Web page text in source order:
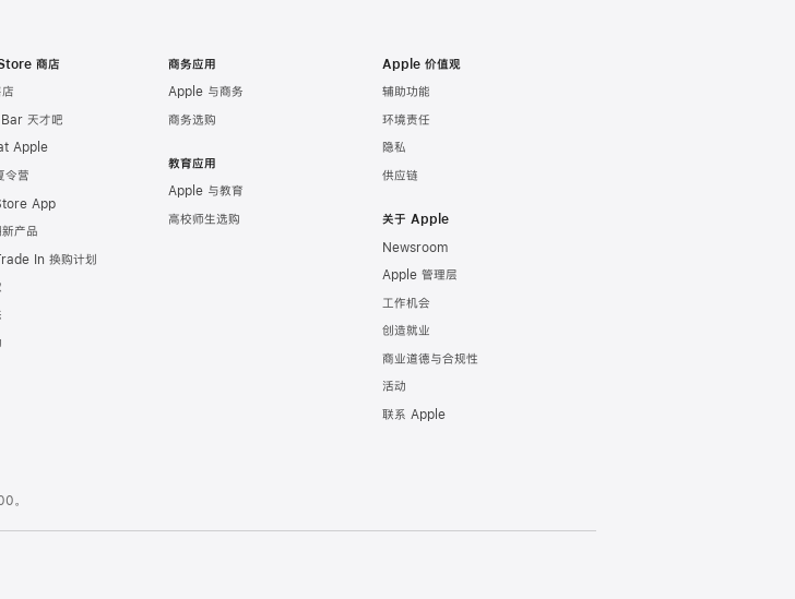
商店
天才吧
Apple
令营
App
产品
In 换购计划
商务应用
Apple 与商务
商务选购
教育应用
Apple 与教育
高校师生选购
Apple 价值观
辅助功能
环境责任
隐私
供应链
关于 Apple
Newsroom
Apple 管理层
工作机会
创造就业
商业道德与合规性
活动
联系 Apple
。